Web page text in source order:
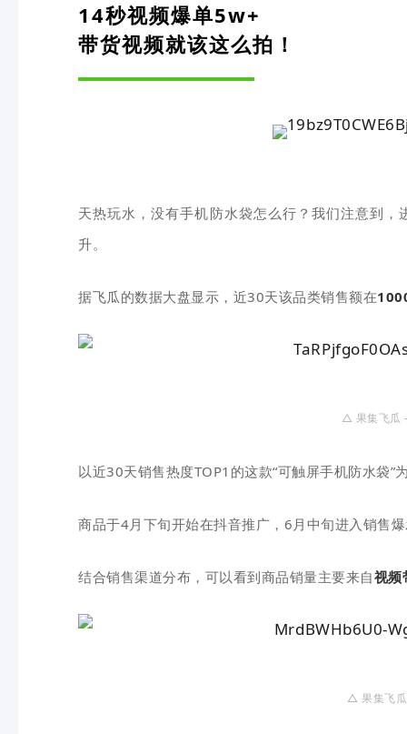
14秒视频爆单5w+
带货视频就该这么拍！
天热玩水，没有手机防水袋怎么行？ 我们注意到，
升。
据飞瓜的数据大盘显示，近30天该品类销售额在
△ 果集飞瓜
以近30天销售热度TOP1的这款“可触屏手机防水袋”
商品于4月下旬开始在抖音推广，6月中旬进入销售
结合销售渠道分布，可以看到商品销量主要来自视频
△ 果集飞